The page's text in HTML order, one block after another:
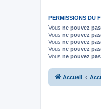
PERMISSIONS DU
Vous ne pouvez pas
Vous ne pouvez pas
Vous ne pouvez pas
Vous ne pouvez pas
Vous ne pouvez pas
Accueil